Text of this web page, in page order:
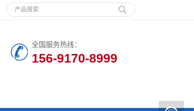
全国服务热线：
156-9170-8999